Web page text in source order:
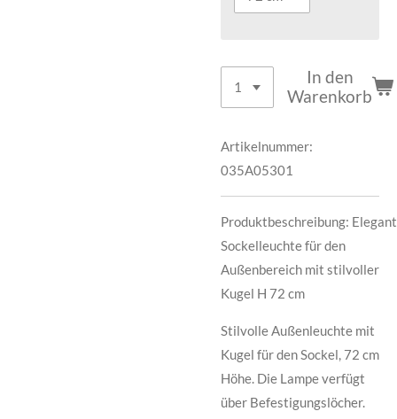
In den
Warenkorb
Artikelnummer:
035A05301
Produktbeschreibung:
Sockelleuchte für den
Außenbereich mit stilvoller
Kugel H 72 cm
Stilvolle Außenleuchte mit
Kugel für den Sockel, 72 cm
Höhe. Die Lampe verfügt
über Befestigungslöcher.